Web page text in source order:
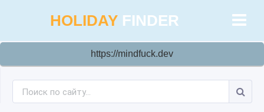
HOLIDAY FINDER
https://mindfuck.dev